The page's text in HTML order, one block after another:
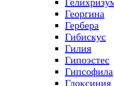
Георгина
Гербера
Гибискус
Гилия
Гипоэстес
Гипсофила
Глоксиния